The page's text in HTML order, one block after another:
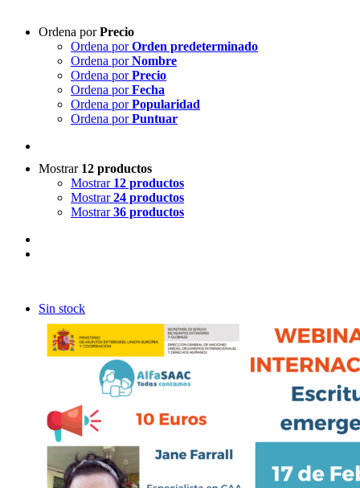
Ordena porPrecio
Ordena porOrden predeterminado
Ordena porNombre
Ordena porPrecio
Ordena porFecha
Ordena porPopularidad
Ordena porPuntuar
Mostrar 12 productos
Mostrar 12 productos
Mostrar24 productos
Mostrar36 productos
Sin stock